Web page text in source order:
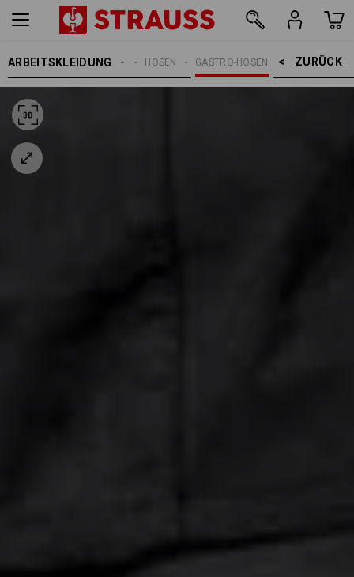
ARBEITSKLEIDUNG ZURÜCK    >
GASTRO-HOSEN
HOSEN
DAMEN